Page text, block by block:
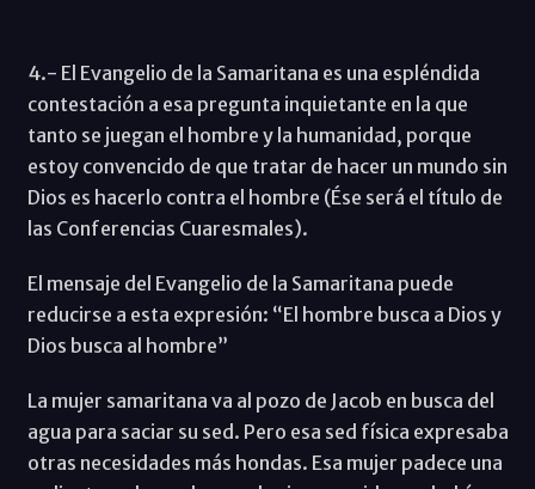
4.- El Evangelio de la Samaritana es una espléndida
contestación a esa pregunta inquietante en la que
tanto se juegan el hombre y la humanidad, porque
estoy convencido de que tratar de hacer un mundo sin
Dios es hacerlo contra el hombre (Ése será el título de
las Conferencias Cuaresmales).
El mensaje del Evangelio de la Samaritana puede
reducirse a esta expresión: “El hombre busca a Dios y
Dios busca al hombre”
La mujer samaritana va al pozo de Jacob en busca del
agua para saciar su sed. Pero esa sed física expresaba
otras necesidades más hondas. Esa mujer padece una